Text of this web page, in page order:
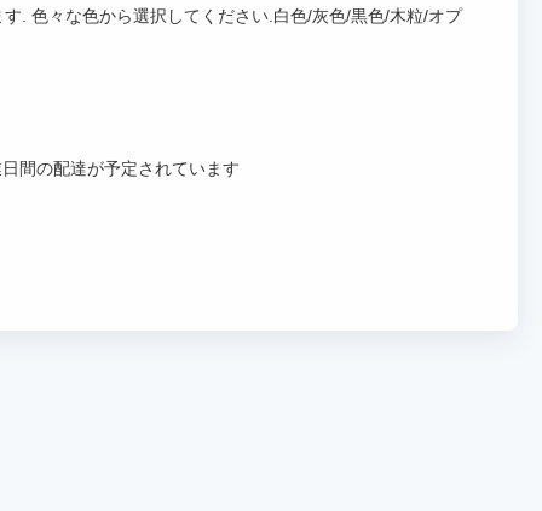
. 色々な色から選択してください.白色/灰色/黒色/木粒/オプ
間の配達が予定されています